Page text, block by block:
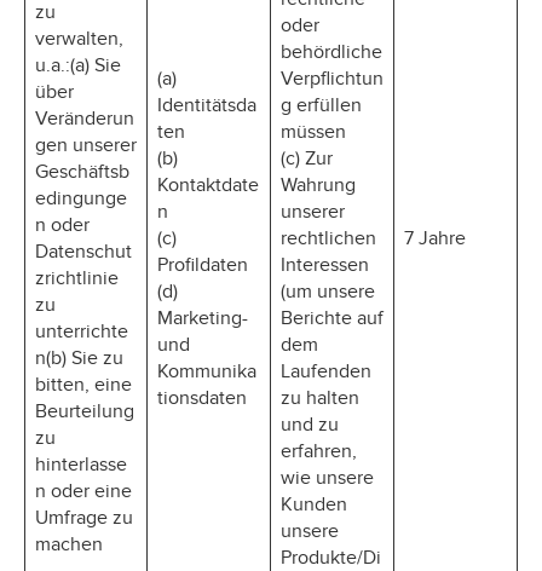
zu
verwalten,
u.a.:(a) Sie
über
Veränderun
gen unserer
Geschäftsb
edingunge
n oder
Datenschut
zrichtlinie
zu
unterrichte
n(b) Sie zu
bitten, eine
Beurteilung
zu
hinterlasse
n oder eine
Umfrage zu
machen
(a)
Identitätsda
ten
(b)
Kontaktdate
n
(c)
Profildaten
(d)
Marketing-
und
Kommunika
tionsdaten
oder
behördliche
Verpflichtun
g erfüllen
müssen
(c) Zur
Wahrung
unserer
rechtlichen
Interessen
(um unsere
Berichte auf
dem
Laufenden
zu halten
und zu
erfahren,
wie unsere
Kunden
unsere
Produkte/Di
7 Jahre